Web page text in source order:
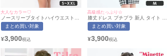
大人なカラー♡
ノースリーブタイトハイウエストデ
ザインミニドレス(Sサイズ～XXLサ
イズ)(ちぴたん/キャバドレス着用)
まとめ買い対象
¥3,900
高級感たっぷり☆
膝丈ドレス プチプラ 新人 タイト ワ
ンピース 韓国ドレス ラウンジ ノー
スリーブ 低身長 胸元隠し 千鳥格子
ス (今井アンジェリカ着用/Mサイズ
まとめ買い対象
¥3,900